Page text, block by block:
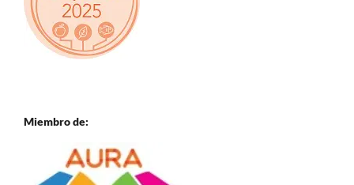
Miembro de: